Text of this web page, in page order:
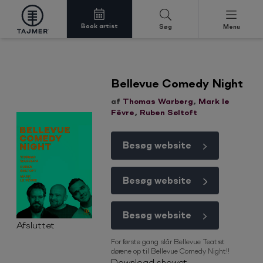
Book artist Søg Menu
Afsluttet
Bellevue Comedy Night
af Thomas Warberg, Mark le
Fêvre, Ruben Søltoft
Besøg website
Besøg website
Besøg website
For første gang slår Bellevue Teatret
dørene op til Bellevue Comedy Night!!